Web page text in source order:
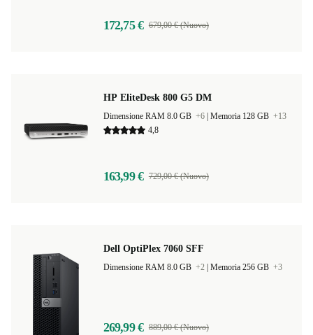
172,75 € 679,00 € (Nuovo)
HP EliteDesk 800 G5 DM
Dimensione RAM 8.0 GB +6 Memoria 128 GB +13
4,8
163,99 € 729,00 € (Nuovo)
Dell OptiPlex 7060 SFF
Dimensione RAM 8.0 GB +2 Memoria 256 GB +3
269,99 € 889,00 € (Nuovo)